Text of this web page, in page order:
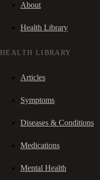
About
Health Library
HEALTH LIBRARY
Articles
Symptoms
Diseases & Conditions
Medications
Mental Health